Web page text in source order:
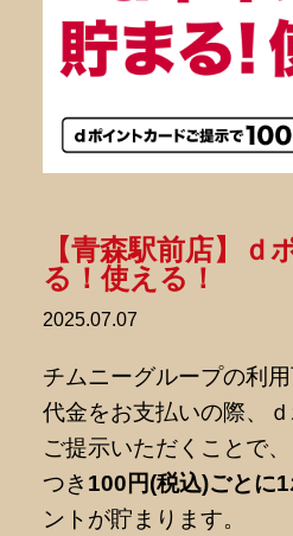
2025.07.07
【青森駅前店】ｄ
る！使える！
チムニーグループの利
代金をお支払いの際、
ご提示いただくことで
つき 100円(税込)ごとに1
ントが貯まります。